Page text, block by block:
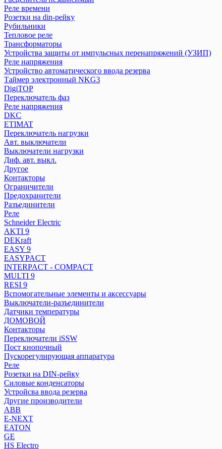
Реле напряжения
DKC
ETIMAT
Переключатель нагрузки
Авт. выключатели
Выключатели нагрузки
Диф. авт. выкл.
Другое
Контакторы
Ограничители
Предохранители
Разъединители
Реле
Schneider Electric
AKTI 9
DEKraft
EASY 9
EASYPACT
INTERPACT - COMPACT
MULTI 9
RESI 9
Вспомогательные элементы и аксессуары
Выключатели-разъединители
Датчики температуры
ДОМОВОЙ
Контакторы
Переключатели iSSW
Пост кнопочный
Пускорегулирующая аппаратура
Реле
Розетки на DIN-рейку
Силовые конденсаторы
Устройсва ввода резерва
Другие производители
ABB
E-NEXT
EATON
GE
Реле времени
Розетки на din-рейку
Рубильники
Тепловое реле
Трансформаторы
Устройства защиты от импульсных перенапряжений (УЗИП)
Реле напряжения
Устройство автоматического ввода резерва
Таймер электронный NKG3
DigiTOP
Переключатель фаз
Реле напряжения
DKC
ETIMAT
Переключатель нагрузки
Авт. выключатели
Выключатели нагрузки
Диф. авт. выкл.
Другое
Контакторы
Ограничители
Предохранители
Разъединители
Реле
Schneider Electric
AKTI 9
DEKraft
EASY 9
EASYPACT
INTERPACT - COMPACT
MULTI 9
RESI 9
Вспомогательные элементы и аксессуары
Выключатели-разъединители
Датчики температуры
ДОМОВОЙ
Контакторы
Переключатели iSSW
Пост кнопочный
Пускорегулирующая аппаратура
Реле
Розетки на DIN-рейку
Силовые конденсаторы
Устройсва ввода резерва
Другие производители
ABB
E-NEXT
EATON
GE
HS Electro